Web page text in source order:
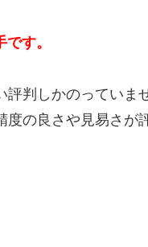
す。
判しかのっていま
度の良さや見易さが